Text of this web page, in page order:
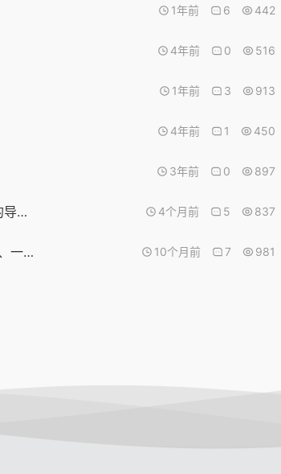
1年前 6 442
4年前 0 516
1年前 3 913
4年前 1 450
3年前 0 897
OpenClaw+ OneNav 主题：打造 AI 自动化网址发布的导航网站 4个月前 5 837
火车头批量导入（新版本发布模块）（适配标签：内容、一句话描述） 10个月前 7 981